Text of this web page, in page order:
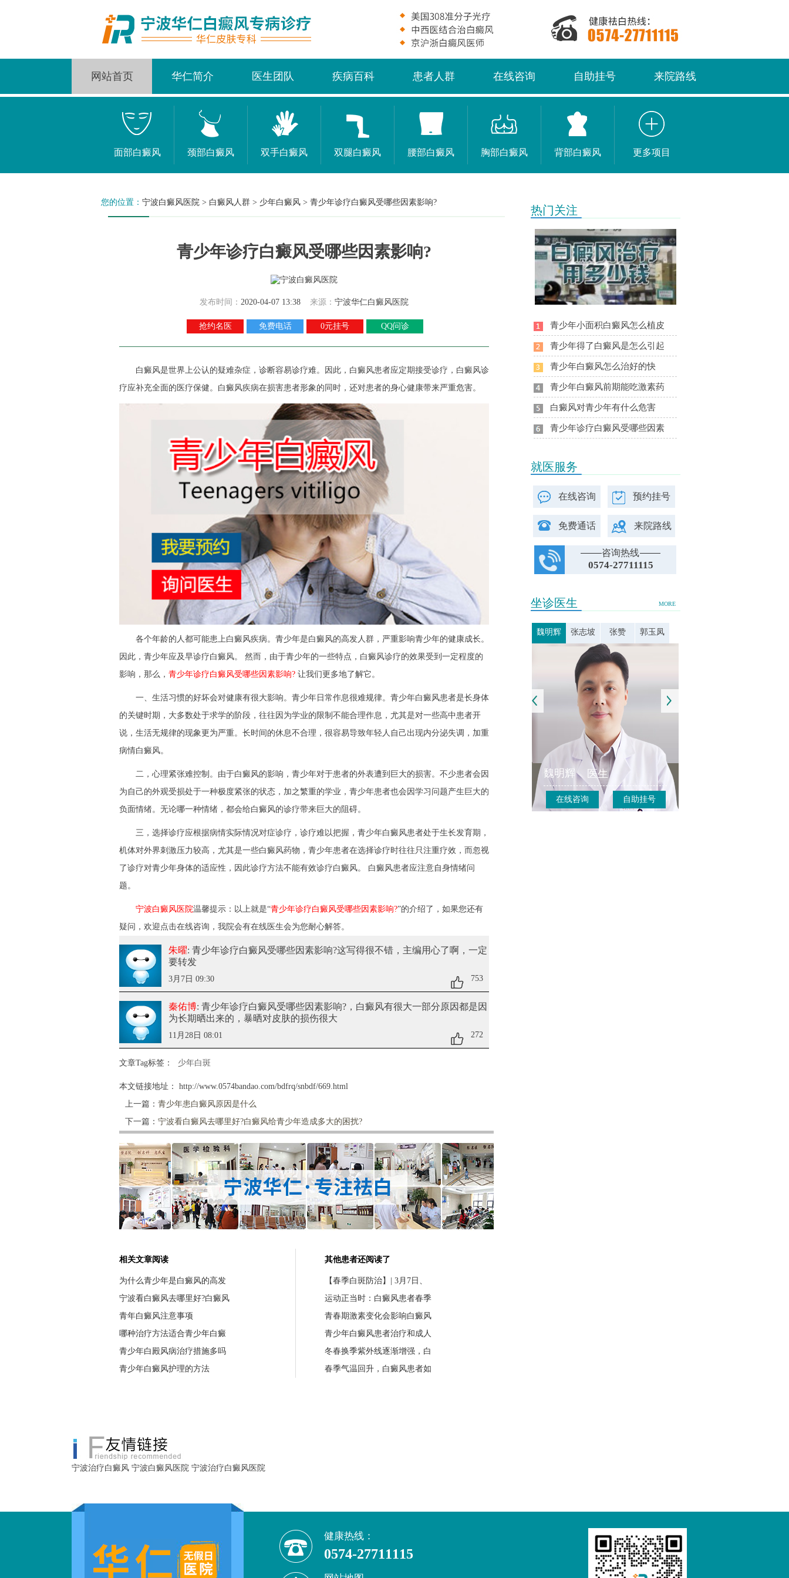
网站首页 华仁简介 医生团队 疾病百科 患者人群 在线咨询 自助挂号 来院路线
面部白癜风 颈部白癜风 双手白癜风 双腿白癜风 腰部白癜风 胸部白癜风 背部白癜风 更多项目
您的位置： 宁波白癜风医院 > 白癜风人群 > 少年白癜风 > 青少年诊疗白癜风受哪些因素影响?
青少年诊疗白癜风受哪些因素影响?
发布时间： 2020-04-07 13:38 来源： 宁波华仁白癜风医院
抢约名医 免费电话 0元挂号 QQ问诊
白癜风是世界上公认的疑难杂症，诊断容易诊疗难。因此，白癜风患者应定期接受诊疗，白癜风诊
疗应补充全面的医疗保健。白癜风疾病在损害患者形象的同时，还对患者的身心健康带来严重危害。
各个年龄的人都可能患上白癜风疾病。青少年是白癜风的高发人群，严重影响青少年的健康成长。
因此，青少年应及早诊疗白癜风。 然而，由于青少年的一些特点，白癜风诊疗的效果受到一定程度的
影响，那么， 青少年诊疗白癜风受哪些因素影响? 让我们更多地了解它。
一、生活习惯的好坏会对健康有很大影响。青少年日常作息很难规律。青少年白癜风患者是长身体
的关键时期，大多数处于求学的阶段，往往因为学业的限制不能合理作息，尤其是对一些高中患者开
说，生活无规律的现象更为严重。长时间的休息不合理，很容易导致年轻人自己出现内分泌失调，加重
病情白癜风。
二，心理紧张难控制。由于白癜风的影响，青少年对于患者的外表遭到巨大的损害。不少患者会因
为自己的外观受损处于一种极度紧张的状态，加之繁重的学业，青少年患者也会因学习问题产生巨大的
负面情绪。无论哪一种情绪，都会给白癜风的诊疗带来巨大的阻碍。
三，选择诊疗应根据病情实际情况对症诊疗，诊疗难以把握，青少年白癜风患者处于生长发育期，
机体对外界刺激压力较高，尤其是一些白癜风药物，青少年患者在选择诊疗时往往只注重疗效，而忽视
了诊疗对青少年身体的适应性，因此诊疗方法不能有效诊疗白癜风。 白癜风患者应注意自身情绪问
题。
宁波白癜风医院温馨提示：以上就是“青少年诊疗白癜风受哪些因素影响?”的介绍了，如果您还有
疑问，欢迎点击在线咨询，我院会有在线医生会为您耐心解答。
朱曜: 青少年诊疗白癜风受哪些因素影响?这写得很不错，主编用心了啊，一定
要转发
3月7日 09:30 753
秦佑博: 青少年诊疗白癜风受哪些因素影响?，白癜风有很大一部分原因都是因
为长期晒出来的，暴晒对皮肤的损伤很大
11月28日 08:01 272
文章Tag标签： 少年白斑
本文链接地址：
http://www.0574bandao.com/bdfrq/snbdf/669.html
上一篇： 青少年患白癜风原因是什么
下一篇： 宁波看白癜风去哪里好?白癜风给青少年造成多大的困扰?
相关文章阅读
为什么青少年是白癜风的高发
宁波看白癜风去哪里好?白癜风
青年白癜风注意事项
哪种治疗方法适合青少年白癜
青少年白殿风病治疗措施多吗
青少年白癜风护理的方法
其他患者还阅读了
【春季白斑防治】| 3月7日、
运动正当时：白癜风患者春季
青春期激素变化会影响白癜风
青少年白癜风患者治疗和成人
冬春换季紫外线逐渐增强，白
春季气温回升，白癜风患者如
热门关注
青少年小面积白癜风怎么植皮
青少年得了白癜风是怎么引起
青少年白癜风怎么治好的快
青少年白癜风前期能吃激素药
白癜风对青少年有什么危害
青少年诊疗白癜风受哪些因素
就医服务
在线咨询 预约挂号
免费通话 来院路线
咨询热线
0574-27711115
MORE
坐诊医生
魏明辉 张志坡 张赞 郭玉凤
魏明辉 医生
在线咨询 自助挂号
宁波治疗白癜风 宁波白癜风医院 宁波治疗白癜风医院
健康热线：
0574-27711115